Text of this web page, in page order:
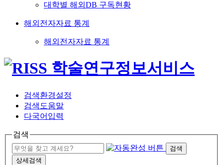
대학별 해외DB 구독현황
해외전자자료 통계
해외전자자료 통계
검색환경설정
검색도움말
다국어입력
검색
검색
상세검색